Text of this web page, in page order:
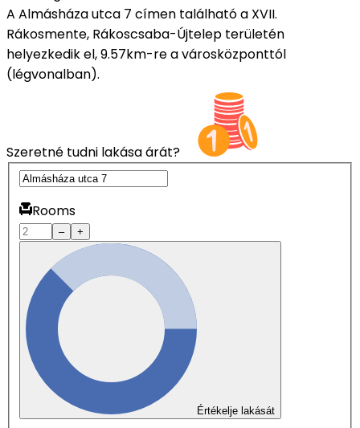
A Almásháza utca 7 címen található a XVII.
Rákosmente, Rákoscsaba-Újtelep területén
helyezkedik el, 9.57km-re a városközponttól
(légvonalban).
Szeretné tudni lakása árát?
Rooms
– +
Értékelje lakását